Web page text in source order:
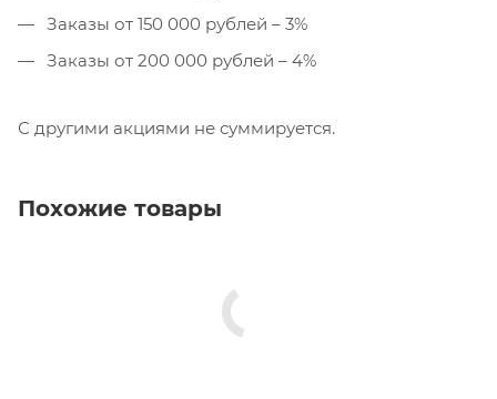
Заказы от 150 000 рублей – 3%
Заказы от 200 000 рублей – 4%
С другими акциями не суммируется.
Похожие товары